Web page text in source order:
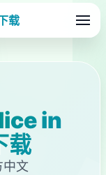
载
in
载
中文